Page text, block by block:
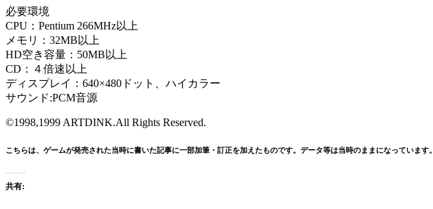
必要環境
CPU：Pentium 266MHz以上
メモリ：32MB以上
HD空き容量：50MB以上
CD：４倍速以上
ディスプレイ：640×480ドット、ハイカラー
サウンド:PCM音源
©1998,1999 ARTDINK.All Rights Reserved.
こちらは、ゲームが発売された当時に書いた記事に一部加筆・訂正を加えたものです。データ等は当時のままになっています。
共有: